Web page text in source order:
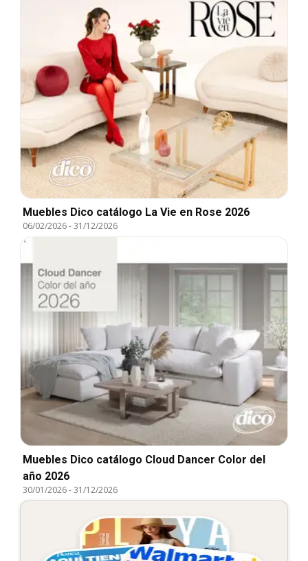
Muebles Dico catálogo La Vie en Rose 2026
06/02/2026-31/12/2026
Muebles Dico catálogo Cloud Dancer Color del
año 2026
30/01/2026-31/12/2026